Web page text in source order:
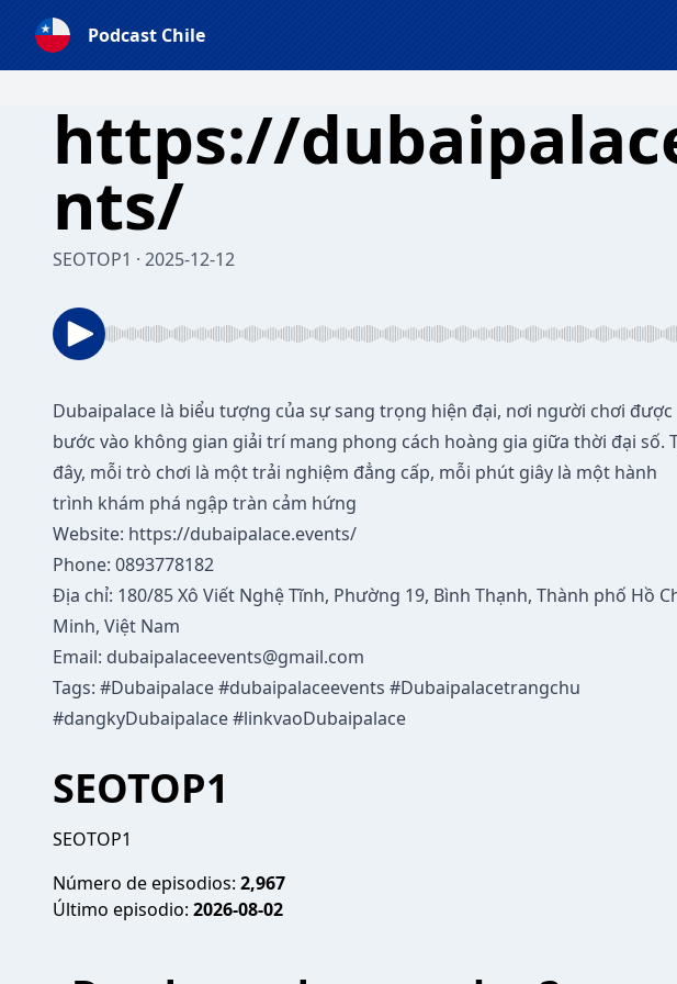
Podcast Chile
https://
nts/
SEOTOP1 · 2025-12-12
Dubaipalace là biểu tượng của sự sang trọng hiện đại, nơi người chơi được
bước vào không gian giải trí mang phong cách hoàng gia giữa thời đại số.
đây, mỗi trò chơi là một trải nghiệm đẳng cấp, mỗi phút giây là một hành
trình khám phá ngập tràn cảm hứng
Website: https://dubaipalace.events/
Phone: 0893778182
Địa chỉ: 180/85 Xô Viết Nghệ Tĩnh, Phường 19, Bình Thạnh, Thành phố Hồ
Minh, Việt Nam
Email: dubaipalaceevents@gmail.com
Tags: #Dubaipalace #dubaipalaceevents #Dubaipalacetrangchu
#dangkyDubaipalace #linkvaoDubaipalace
SEOTOP1
SEOTOP1
Número de episodios: 2,967
Último episodio: 2026-08-02